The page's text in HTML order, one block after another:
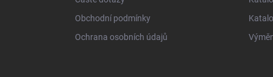
Obchodní podmínky
Ochrana osobních údajů